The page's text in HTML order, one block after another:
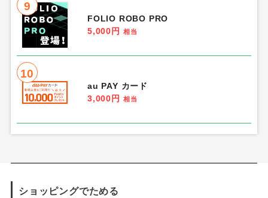
9
FOLIO ROBO PRO
5,000円
相当
10
au PAY カード
3,000円
相当
ショッピングでためる